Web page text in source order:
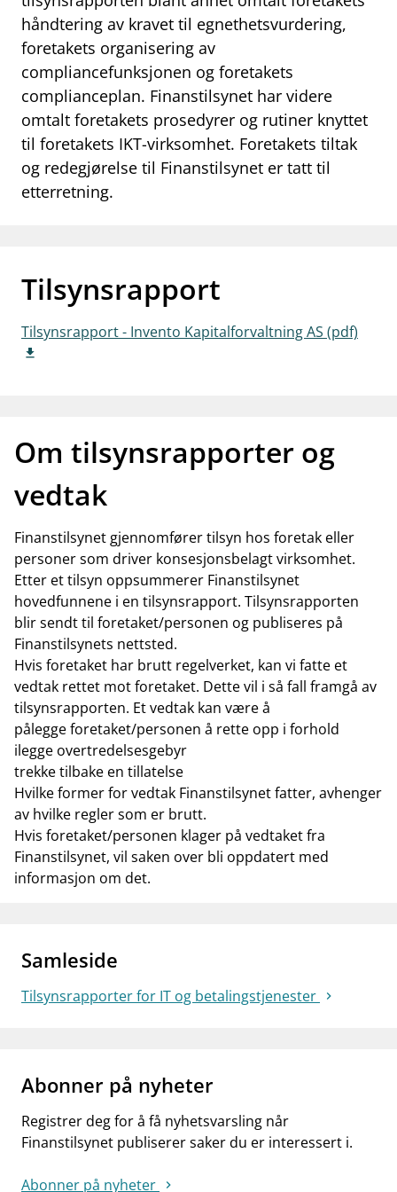
work_outlineJobb hos oss
dashboardInformasjon for investorer
notifications_noneAbonner på nyhetsvarsel
håndtering av kravet til egnethetsvurdering,
foretakets organisering av
compliancefunksjonen og foretakets
complianceplan. Finanstilsynet har videre
omtalt foretakets prosedyrer og rutiner knyttet
til foretakets IKT-virksomhet. Foretakets tiltak
og redegjørelse til Finanstilsynet er tatt til
etterretning.
Tilsynsrapport
Tilsynsrapport - Invento Kapitalforvaltning AS (pdf)
Om tilsynsrapporter og
vedtak
Finanstilsynet gjennomfører tilsyn hos foretak eller
personer som driver konsesjonsbelagt virksomhet.
Etter et tilsyn oppsummerer Finanstilsynet
hovedfunnene i en tilsynsrapport. Tilsynsrapporten
blir sendt til foretaket/personen og publiseres på
Finanstilsynets nettsted.
Hvis foretaket har brutt regelverket, kan vi fatte et
vedtak rettet mot foretaket. Dette vil i så fall framgå av
tilsynsrapporten. Et vedtak kan være å
pålegge foretaket/personen å rette opp i forhold
ilegge overtredelsesgebyr
trekke tilbake en tillatelse
Hvilke former for vedtak Finanstilsynet fatter, avhenger
av hvilke regler som er brutt.
Hvis foretaket/personen klager på vedtaket fra
Finanstilsynet, vil saken over bli oppdatert med
informasjon om det.
Samleside
Tilsynsrapporter for IT og betalingstjenester
Abonner på nyheter
Registrer deg for å få nyhetsvarsling når
Finanstilsynet publiserer saker du er interessert i.
Abonner på nyheter